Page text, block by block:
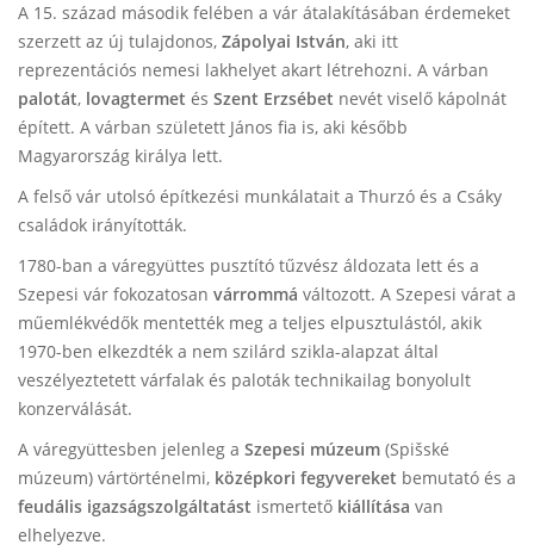
A 15. század második felében a vár átalakításában érdemeket
szerzett az új tulajdonos, Zápolyai István, aki itt
reprezentációs nemesi lakhelyet akart létrehozni. A várban
palotát, lovagtermet és Szent Erzsébet nevét viselő kápolnát
épített. A várban született János fia is, aki később
Magyarország királya lett.
A felső vár utolsó építkezési munkálatait a Thurzó és a Csáky
családok irányították.
1780-ban a váregyüttes pusztító tűzvész áldozata lett és a
Szepesi vár fokozatosan várrommá változott. A Szepesi várat a
műemlékvédők mentették meg a teljes elpusztulástól, akik
1970-ben elkezdték a nem szilárd szikla-alapzat által
veszélyeztetett várfalak és paloták technikailag bonyolult
konzerválását.
A váregyüttesben jelenleg a Szepesi múzeum (Spišské
múzeum) vártörténelmi, középkori fegyvereket bemutató és a
feudális igazságszolgáltatást ismertető kiállítása van
elhelyezve.